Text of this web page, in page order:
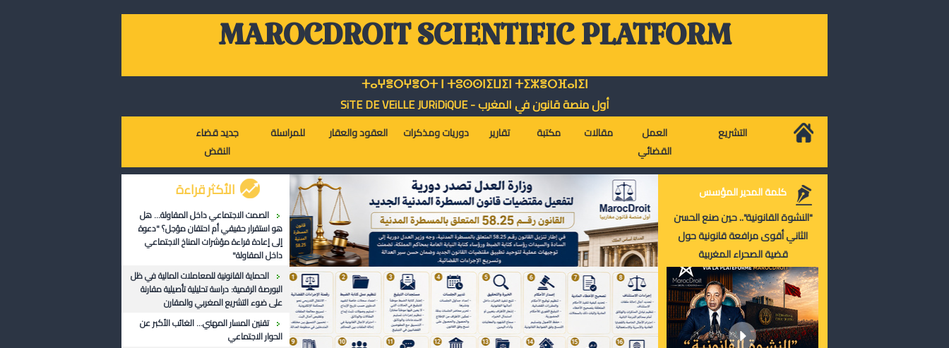
MAROCDROIT SCIENTIFIC PLATFORM
ⵜⴰⵖⴻⵔⵖⴻⵔⵜ ⵏ ⵜⵓⵙⵙⵏⵉⵡⵉⵏ ⵜⵉⵣⴻⵔⴼⴰⵏⵉⵏ
أول منصة قانون في المغرب - SiTE DE VEiLLE JURiDiQUE
جديد قضاء
النقض
للمراسلة العقود والعقار دوريات ومذكرات تقارير مكتبة مقالات
العمل
القضائي
التشريع
الأكثر قراءة
الصمت الاجتماعي داخل المقاولة... هل
هو استقرار حقيقي أم احتقان مؤجل؟ "دعوة
إلى إعادة قراءة مؤشرات المناخ الاجتماعي
داخل المقاولة"
الحماية القانونية للمعاملات المالية في ظل
البورصة الرقمية: دراسة تحليلية تأصيلية مقارنة
على ضوء التشريع المغربي والمقارن
تقنين المسار المهني... الغائب الأكبر عن
الحوار الاجتماعي
كلمة المدير المؤسس
"النشوة القانونية".. حين صنع الحسن
الثاني أقوى مرافعة قانونية حول
قضية الصحراء المغربية